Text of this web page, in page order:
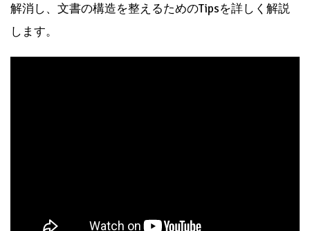
解消し、文書の構造を整えるためのTipsを詳しく解説
します。